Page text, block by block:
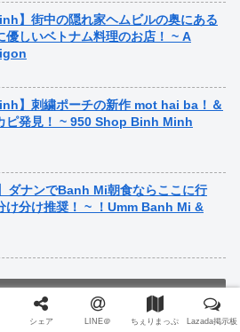
】街中の隠れ家ヘムビルの奥にある
優しいベトナム料理のお店！ ~ A
】刺繍ポーチの新作 mot hai ba！＆
ピ発見！ ~ 950 Shop Binh Minh
ダナンでBanh Mi朝食ならここに行
け分け推奨！ ~ ！Umm Banh Mi &
シェア LINE＠ ちぇりまっぷ Lazada掲示板